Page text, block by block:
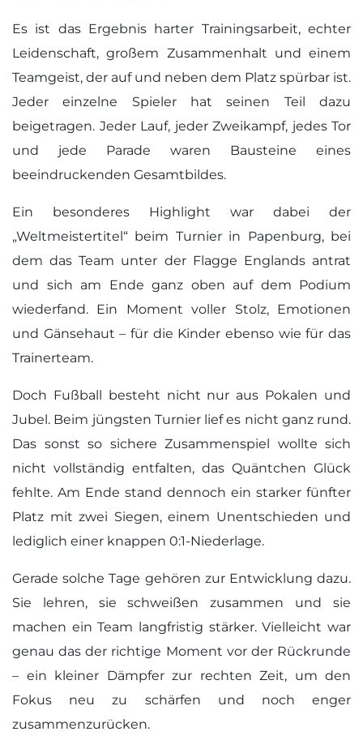
Es ist das Ergebnis harter Trainingsarbeit, echter
Leidenschaft, großem Zusammenhalt und einem
Teamgeist, der auf und neben dem Platz spürbar ist.
Jeder einzelne Spieler hat seinen Teil dazu
beigetragen. Jeder Lauf, jeder Zweikampf, jedes Tor
und jede Parade waren Bausteine eines
beeindruckenden Gesamtbildes.
Ein besonderes Highlight war dabei der
„Weltmeistertitel“ beim Turnier in Papenburg, bei
dem das Team unter der Flagge Englands antrat
und sich am Ende ganz oben auf dem Podium
wiederfand. Ein Moment voller Stolz, Emotionen
und Gänsehaut – für die Kinder ebenso wie für das
Trainerteam.
Doch Fußball besteht nicht nur aus Pokalen und
Jubel. Beim jüngsten Turnier lief es nicht ganz rund.
Das sonst so sichere Zusammenspiel wollte sich
nicht vollständig entfalten, das Quäntchen Glück
fehlte. Am Ende stand dennoch ein starker fünfter
Platz mit zwei Siegen, einem Unentschieden und
lediglich einer knappen 0:1-Niederlage.
Gerade solche Tage gehören zur Entwicklung dazu.
Sie lehren, sie schweißen zusammen und sie
machen ein Team langfristig stärker. Vielleicht war
genau das der richtige Moment vor der Rückrunde
– ein kleiner Dämpfer zur rechten Zeit, um den
Fokus neu zu schärfen und noch enger
zusammenzurücken.